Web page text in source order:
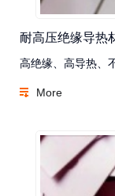
耐高压绝缘导热
高绝缘、高导热、
More